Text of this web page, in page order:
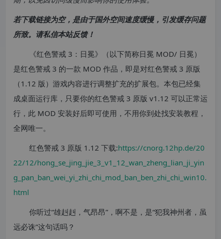
若下载链接为空，是由于国外空间速度缓慢，引发缓存问题
所致。请私信本站反馈！
《红色警戒 3：日冕》（以下简称日冕 MOD/ 日冕）
是红色警戒 3 的一款 MOD 作品，即是对红色警戒 3 原版
（1.12 版）游戏内容进行调整扩充的扩展包。本包已经集
成桌面运行库，只要你的红色警戒 3 原版 v1.12 可以正常运
行，此 MOD 安装好后即可使用，不用你到处找安装教程，
全网唯一。
红色警戒 3 原版 1.12 下载:https://cnorg.12hp.de/20
22/12/hong_se_jing_jie_3_v1_12_wan_zheng_lian_ji_yin
g_pan_ban_wei_yi_zhi_chi_mod_ban_ben_zhi_chi_win10.
html
你听过“雄赳赳，气昂昂”，啊不是，是“犯我神州者，虽
远必诛”这句话吗？